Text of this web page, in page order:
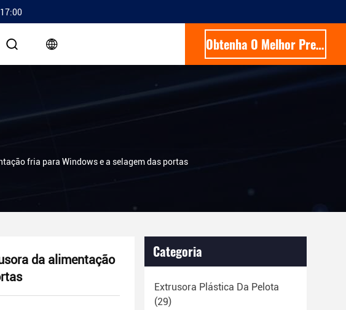
Obtenha O Melhor Preço
fria para Windows e a selagem das portas
da alimentação
Categoria
Extrusora Plástica Da Pelota
(29)